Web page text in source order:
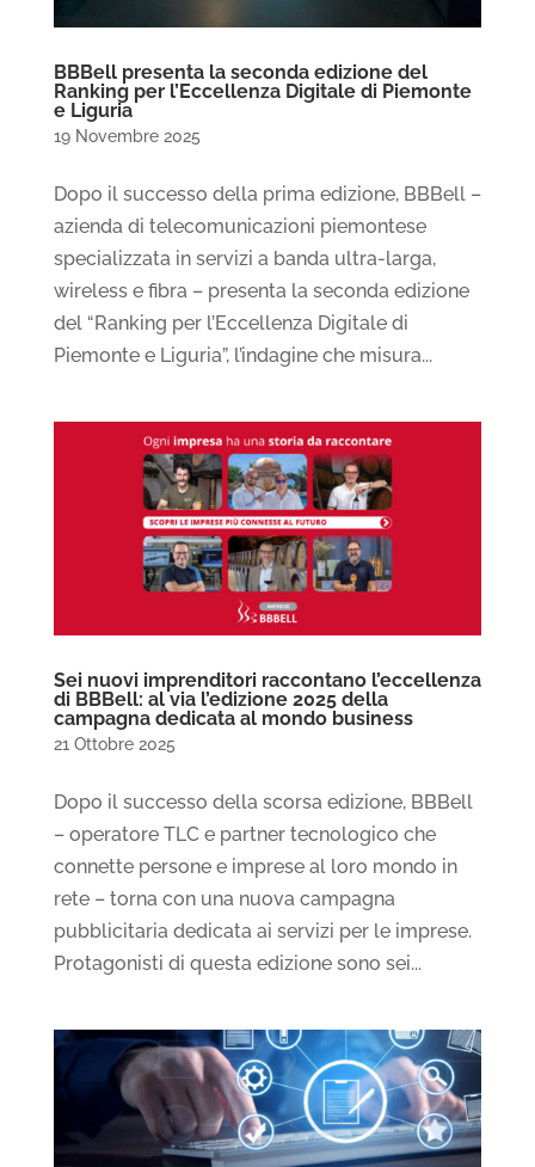
BBBell presenta la seconda edizione del
Ranking per l’Eccellenza Digitale di Piemonte
e Liguria
19 Novembre 2025
Dopo il successo della prima edizione, BBBell –
azienda di telecomunicazioni piemontese
specializzata in servizi a banda ultra-larga,
wireless e fibra – presenta la seconda edizione
del “Ranking per l’Eccellenza Digitale di
Piemonte e Liguria”, l’indagine che misura...
Sei nuovi imprenditori raccontano l’eccellenza
di BBBell: al via l’edizione 2025 della
campagna dedicata al mondo business
21 Ottobre 2025
Dopo il successo della scorsa edizione, BBBell
– operatore TLC e partner tecnologico che
connette persone e imprese al loro mondo in
rete – torna con una nuova campagna
pubblicitaria dedicata ai servizi per le imprese.
Protagonisti di questa edizione sono sei...